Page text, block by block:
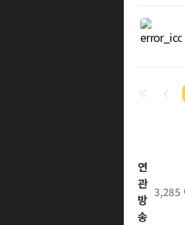
연
관
방
송
3,285